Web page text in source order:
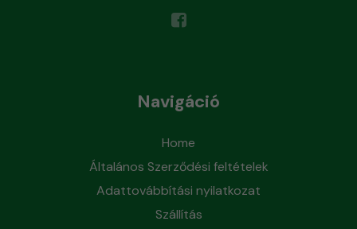
Navigáció
Home
Általános Szerződési feltételek
Adattovábbítási nyilatkozat
Szállítás